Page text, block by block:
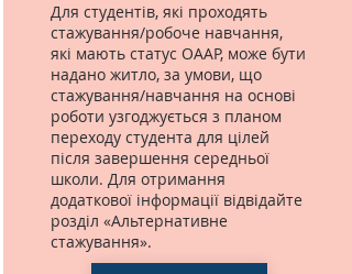
Для студентів, які проходять
стажування/робоче навчання,
які мають статус OAAP, може бути
надано житло, за умови, що
стажування/навчання на основі
роботи узгоджується з планом
переходу студента для цілей
після завершення середньої
школи. Для отримання
додаткової інформації відвідайте
розділ «Альтернативне
стажування».